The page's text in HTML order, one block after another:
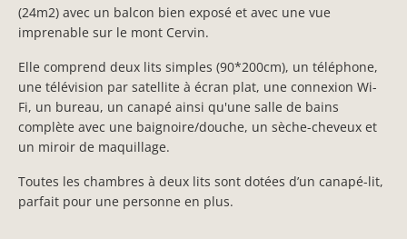
(24m2) avec un balcon bien exposé et avec une vue
imprenable sur le mont Cervin.
Elle comprend deux lits simples (90*200cm), un téléphone,
une télévision par satellite à écran plat, une connexion Wi-
Fi, un bureau, un canapé ainsi qu'une salle de bains
complète avec une baignoire/douche, un sèche-cheveux et
un miroir de maquillage.
Toutes les chambres à deux lits sont dotées d’un canapé-lit,
parfait pour une personne en plus.